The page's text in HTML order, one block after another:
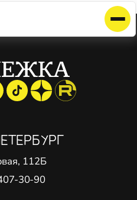
найден!
112Б
30-90